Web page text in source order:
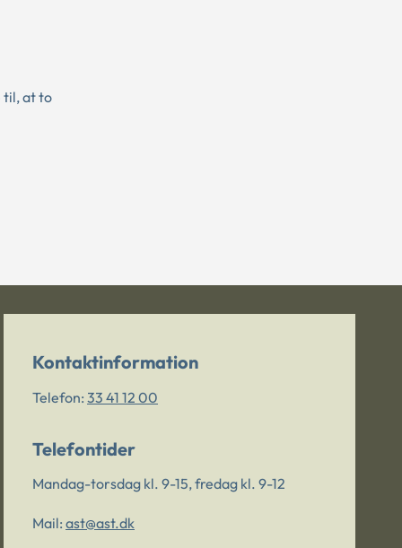
til, at to
Kontaktinformation
Telefon: 33 41 12 00
Telefontider
Mandag-torsdag kl. 9-15, fredag kl. 9-12
Mail: ast@ast.dk